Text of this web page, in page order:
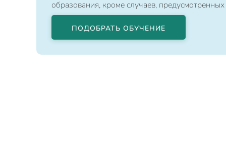
образования, кроме случаев,
ПОДОБРАТЬ ОБУЧЕНИЕ